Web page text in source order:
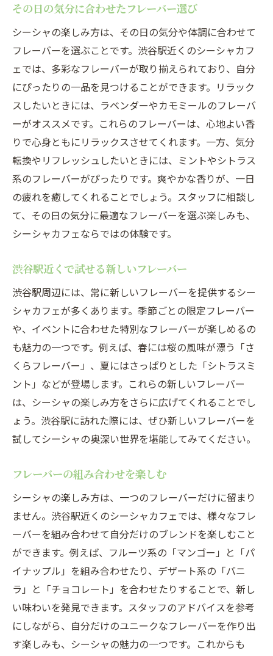
その日の気分に合わせたフレーバー選び
シーシャの楽しみ方は、その日の気分や体調に合わせて
フレーバーを選ぶことです。渋谷駅近くのシーシャカフ
ェでは、多彩なフレーバーが取り揃えられており、自分
にぴったりの一品を見つけることができます。リラック
スしたいときには、ラベンダーやカモミールのフレーバ
ーがオススメです。これらのフレーバーは、心地よい香
りで心身ともにリラックスさせてくれます。一方、気分
転換やリフレッシュしたいときには、ミントやシトラス
系のフレーバーがぴったりです。爽やかな香りが、一日
の疲れを癒してくれることでしょう。スタッフに相談し
て、その日の気分に最適なフレーバーを選ぶ楽しみも、
シーシャカフェならではの体験です。
渋谷駅近くで試せる新しいフレーバー
渋谷駅周辺には、常に新しいフレーバーを提供するシー
シャカフェが多くあります。季節ごとの限定フレーバー
や、イベントに合わせた特別なフレーバーが楽しめるの
も魅力の一つです。例えば、春には桜の風味が漂う「さ
くらフレーバー」、夏にはさっぱりとした「シトラスミ
ント」などが登場します。これらの新しいフレーバー
は、シーシャの楽しみ方をさらに広げてくれることでし
ょう。渋谷駅に訪れた際には、ぜひ新しいフレーバーを
試してシーシャの奥深い世界を堪能してみてください。
フレーバーの組み合わせを楽しむ
シーシャの楽しみ方は、一つのフレーバーだけに留まり
ません。渋谷駅近くのシーシャカフェでは、様々なフレ
ーバーを組み合わせて自分だけのブレンドを楽しむこと
ができます。例えば、フルーツ系の「マンゴー」と「パ
イナップル」を組み合わせたり、デザート系の「バニ
ラ」と「チョコレート」を合わせたりすることで、新し
い味わいを発見できます。スタッフのアドバイスを参考
にしながら、自分だけのユニークなフレーバーを作り出
す楽しみも、シーシャの魅力の一つです。これからも